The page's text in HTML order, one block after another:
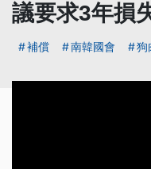
議要求3年損
補償 南韓國會 狗